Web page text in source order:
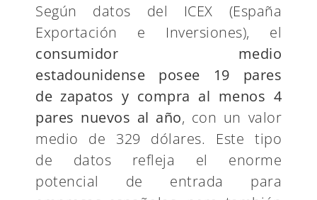
Según datos del ICEX (España
Exportación e Inversiones), el
consumidor medio
estadounidense posee 19 pares
de zapatos y compra al menos 4
pares nuevos al año, con un valor
medio de 329 dólares. Este tipo
de datos refleja el enorme
potencial de entrada para